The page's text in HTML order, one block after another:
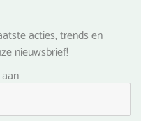
acties, trends en
nieuwsbrief!